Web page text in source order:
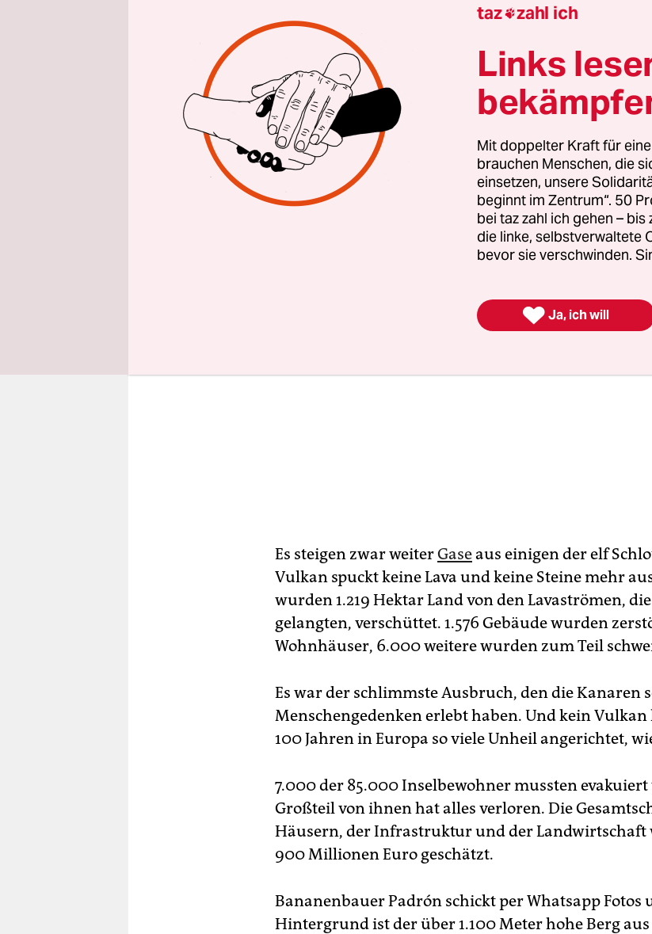
„Es ist irgendwie seltsam“, sagt Pedro Padrón.
war, konnten wir nichts machen. Jetzt ist es vorbei,
sich nicht wirklich verändert“, fügt der 53-jährige
hinzu, dessen Land auf der anderen Seite der
Die haben seit dem 19. September den Südwesten
Palma zweigeteilt. Seit nunmehr elf Tagen ruht der
Weihnachten erklärten die Behörden den Vulkan
85 Tagen für endgültig erloschen.
Es steigen zwar weiterGaseaus einigen der elf
Vulkan spuckt keine Lava und keine Steine mehr
wurden 1.219 Hektar Land von den Lavaströmen,
gelangten, verschüttet. 1.576 Gebäude wurden
Wohnhäuser, 6.000 weitere wurden zum Teil
Es war der schlimmste Ausbruch, den die Kanaren
Menschengedenken erlebt haben. Und kein
100 Jahren in Europa so viele Unheil angerichtet,
7.000 der 85.000 Inselbewohner mussten evakuiert
Großteil von ihnen hat alles verloren. Die
Häusern, der Infrastruktur und der Landwirtschaft
900 Millionen Euro geschätzt.
Bananenbauer Padrón schickt per Whatsapp Fotos
Hintergrund ist der über 1.100 Meter hohe Berg
taz zahl ich
Links
Mit doppelter Kraft für
brauchen Menschen, die
einsetzen, unsere
beginnt im Zentrum“. 50
bei taz zahl ich gehen –
die linke, selbstverwaltete
bevor sie verschwinden.
 Ja, ich will